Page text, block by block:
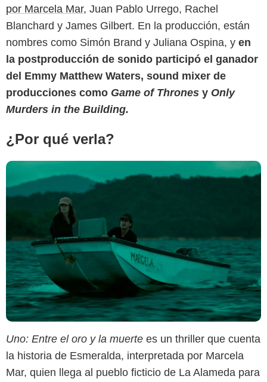
por Marcela Mar, Juan Pablo Urrego, Rachel
Blanchard y James Gilbert. En la producción, están
nombres como Simón Brand y Juliana Ospina, y en
la postproducción de sonido participó el ganador
del Emmy Matthew Waters, sound mixer de
producciones como Game of Thrones y Only
Murders in the Building.
¿Por qué verla?
Produ
Uno: Entre el oro y la muerte es un thriller que cuenta
la historia de Esmeralda, interpretada por Marcela
Mar, quien llega al pueblo ficticio de La Alameda para